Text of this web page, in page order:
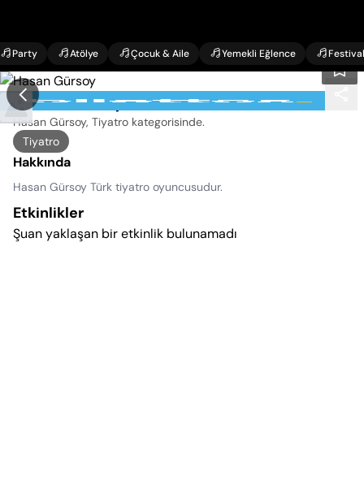
Party Atölye Çocuk & Aile Yemekli Eğlence Festival
Hasan Gürsoy Etkinlikleri
Hasan Gürsoy, Tiyatro kategorisinde.
Tiyatro
Hakkında
Hasan Gürsoy Türk tiyatro oyuncusudur.
Etkinlikler
Şuan yaklaşan bir etkinlik bulunamadı